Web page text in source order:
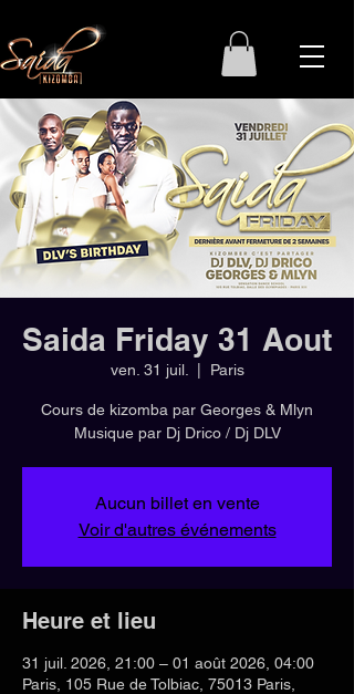
Saida Friday 31 Aout
ven. 31 juil. Paris
Cours de kizomba par Georges & Mlyn
Musique par Dj Drico / Dj DLV
Aucun billet en vente
Voir d'autres événements
Heure et lieu
31 juil. 2026, 21:00 – 01 août 2026, 04:00
Paris, 105 Rue de Tolbiac, 75013 Paris,